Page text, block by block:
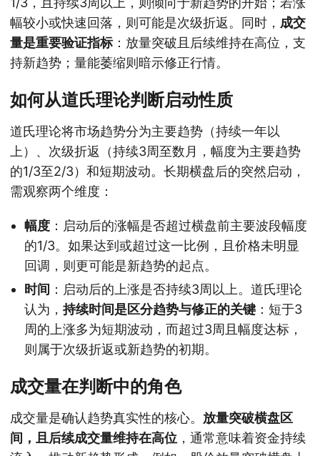
幅较小或快速回落，则可能是次级折返。同时， 成交
量是重要验证指标：放量突破且后续维持在高位，支
持新趋势；量能萎缩则暗示修正行情。
如何从道氏理论判断启动性质
道氏理论将市场趋势分为主要趋势（持续一年以
上）、次级折返（持续3周至数月，幅度为主要趋势
的1/3至2/3）和短期波动。长期横盘后的突然启动，
需观察两个维度：
幅度 ：启动后的涨幅是否超过横盘前主要波段幅度
的1/3。如果达到或超过这一比例，且价格未明显
回调，则更可能是新趋势的起点。
时间 ：启动后的上涨是否持续3周以上。道氏理论
认为， 持续时间是区分趋势与修正的关键：短于3
周的上涨多为短期波动，而超过3周且幅度达标，
则属于次级折返或新趋势的初期。
成交量在判断中的角色
成交量是确认趋势真实性的核心。 放量突破横盘区
间，且后续成交量维持在高位 ，通常意味着资金持续